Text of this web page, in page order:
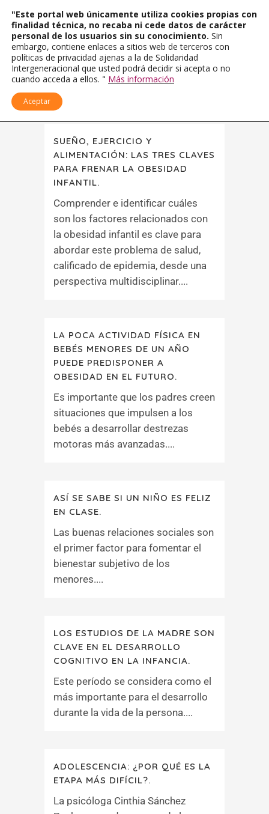
SUEÑO, EJERCICIO Y
ALIMENTACIÓN: LAS TRES CLAVES
PARA FRENAR LA OBESIDAD
INFANTIL.
Comprender e identificar cuáles
son los factores relacionados con
la obesidad infantil es clave para
abordar este problema de salud,
calificado de epidemia, desde una
perspectiva multidisciplinar....
LA POCA ACTIVIDAD FÍSICA EN
BEBÉS MENORES DE UN AÑO
PUEDE PREDISPONER A
OBESIDAD EN EL FUTURO.
Es importante que los padres creen
situaciones que impulsen a los
bebés a desarrollar destrezas
motoras más avanzadas....
ASÍ SE SABE SI UN NIÑO ES FELIZ
EN CLASE.
Las buenas relaciones sociales son
el primer factor para fomentar el
bienestar subjetivo de los
menores....
LOS ESTUDIOS DE LA MADRE SON
CLAVE EN EL DESARROLLO
COGNITIVO EN LA INFANCIA.
Este período se considera como el
más importante para el desarrollo
durante la vida de la persona....
ADOLESCENCIA: ¿POR QUÉ ES LA
ETAPA MÁS DIFÍCIL?.
La psicóloga Cinthia Sánchez
"Este portal web únicamente utiliza cookies propias con
finalidad técnica, no recaba ni cede datos de carácter
personal de los usuarios sin su conocimiento. Sin
embargo, contiene enlaces a sitios web de terceros con
políticas de privacidad ajenas a la de Solidaridad
Intergeneracional que usted podrá decidir si acepta o no
cuando acceda a ellos. " Más información
Aceptar